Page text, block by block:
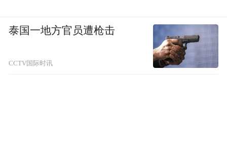
泰国一地方官员遭枪击
CCTV国际时讯